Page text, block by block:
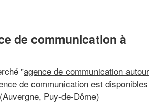
de communication à
"agence de communication autour
de communication est disponibles
Puy-de-Dôme)